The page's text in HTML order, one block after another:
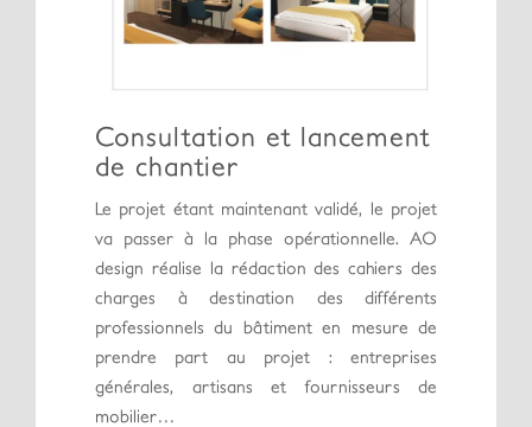
Consultation et lancement
de chantier
Le projet étant maintenant validé, le projet
va passer à la phase opérationnelle. AO
design réalise la rédaction des cahiers des
charges à destination des différents
professionnels du bâtiment en mesure de
prendre part au projet : entreprises
générales, artisans et fournisseurs de
mobilier…